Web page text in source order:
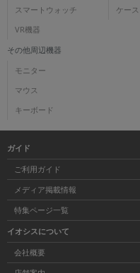
スマートウォッチ
VR機器
ケース
その他周辺機器
モニター
マウス
キーボード
ガイド
ご利用ガイド
メディア掲載情報
特集ページ一覧
イオシスについて
会社概要